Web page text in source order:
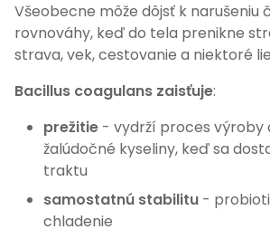
Všeobecne môže dôjsť k narušeniu
rovnováhy, keď do tela prenikne
strava, vek, cestovanie a niektoré
Bacillus coagulans zaisťuje:
prežitie - vydrží proces výroby
žalúdočné kyseliny, keď sa
traktu
samostatnú stabilitu -
chladenie